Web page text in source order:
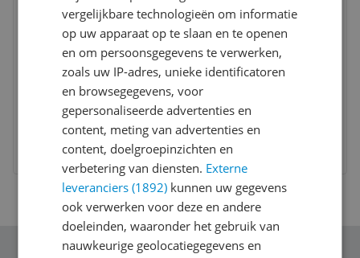
Sterntaler Edda Warmtekussen
Diersoort:Hond
Type product:
Voer
€ 14,15
-4%
Bekijk meer informatie
vergelijkbare technologieën om informatie
op uw apparaat op te slaan en te openen
en om persoonsgegevens te verwerken,
zoals uw IP-adres, unieke identificatoren
en browsegegevens, voor
gepersonaliseerde advertenties en
content, meting van advertenties en
content, doelgroepinzichten en
verbetering van diensten. Externe
leveranciers (1892) kunnen uw gegevens
ook verwerken voor deze en andere
doeleinden, waaronder het gebruik van
nauwkeurige geolocatiegegevens en